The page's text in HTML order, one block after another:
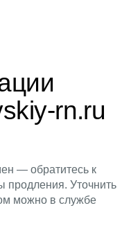
rn.ru
— обратитесь к
продления. Уточнить
можно в службе